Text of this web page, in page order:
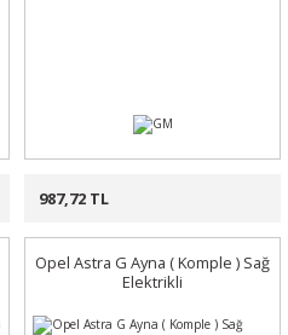
987,72 TL
Opel Astra G Ayna ( Komple ) Sağ
Elektrikli